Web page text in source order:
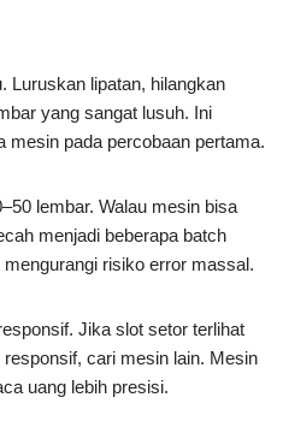
Luruskan lipatan, hilangkan
yang sangat lusuh. Ini
mesin pada percobaan pertama.
lembar. Walau mesin bisa
menjadi beberapa batch
risiko error massal.
Jika slot setor terlihat
cari mesin lain. Mesin
uang lebih presisi.